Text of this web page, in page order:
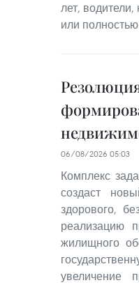
лет,
или
06/08/2026 05:03
Комплекс
создаст
здорового,
реализацию
жилищного
увеличение